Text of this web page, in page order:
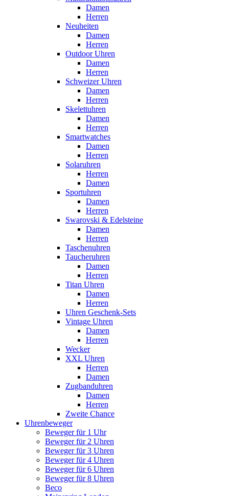
Damen
Herren
Neuheiten
Damen
Herren
Outdoor Uhren
Damen
Herren
Schweizer Uhren
Damen
Herren
Skelettuhren
Damen
Herren
Smartwatches
Damen
Herren
Solaruhren
Herren
Damen
Sportuhren
Damen
Herren
Swarovski & Edelsteine
Damen
Herren
Taschenuhren
Taucheruhren
Damen
Herren
Titan Uhren
Damen
Herren
Uhren Geschenk-Sets
Vintage Uhren
Damen
Herren
Wecker
XXL Uhren
Herren
Damen
Zugbanduhren
Damen
Herren
Zweite Chance
Uhrenbeweger
Beweger für 1 Uhr
Beweger für 2 Uhren
Beweger für 3 Uhren
Beweger für 4 Uhren
Beweger für 6 Uhren
Beweger für 8 Uhren
Beco